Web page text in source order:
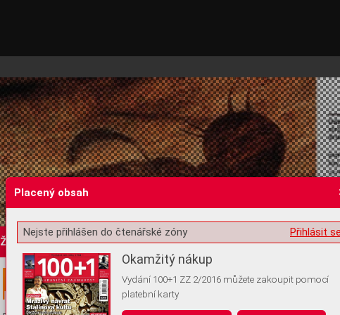
Žádost o souhlas s ukládáním volitelných informací
Placený obsah
Přihlásit
Nejste přihlášen do čtenářské zóny
Okamžitý nákup
Vydání 100+1 ZZ 2/2016 můžete zakoupit pomocí
platební karty